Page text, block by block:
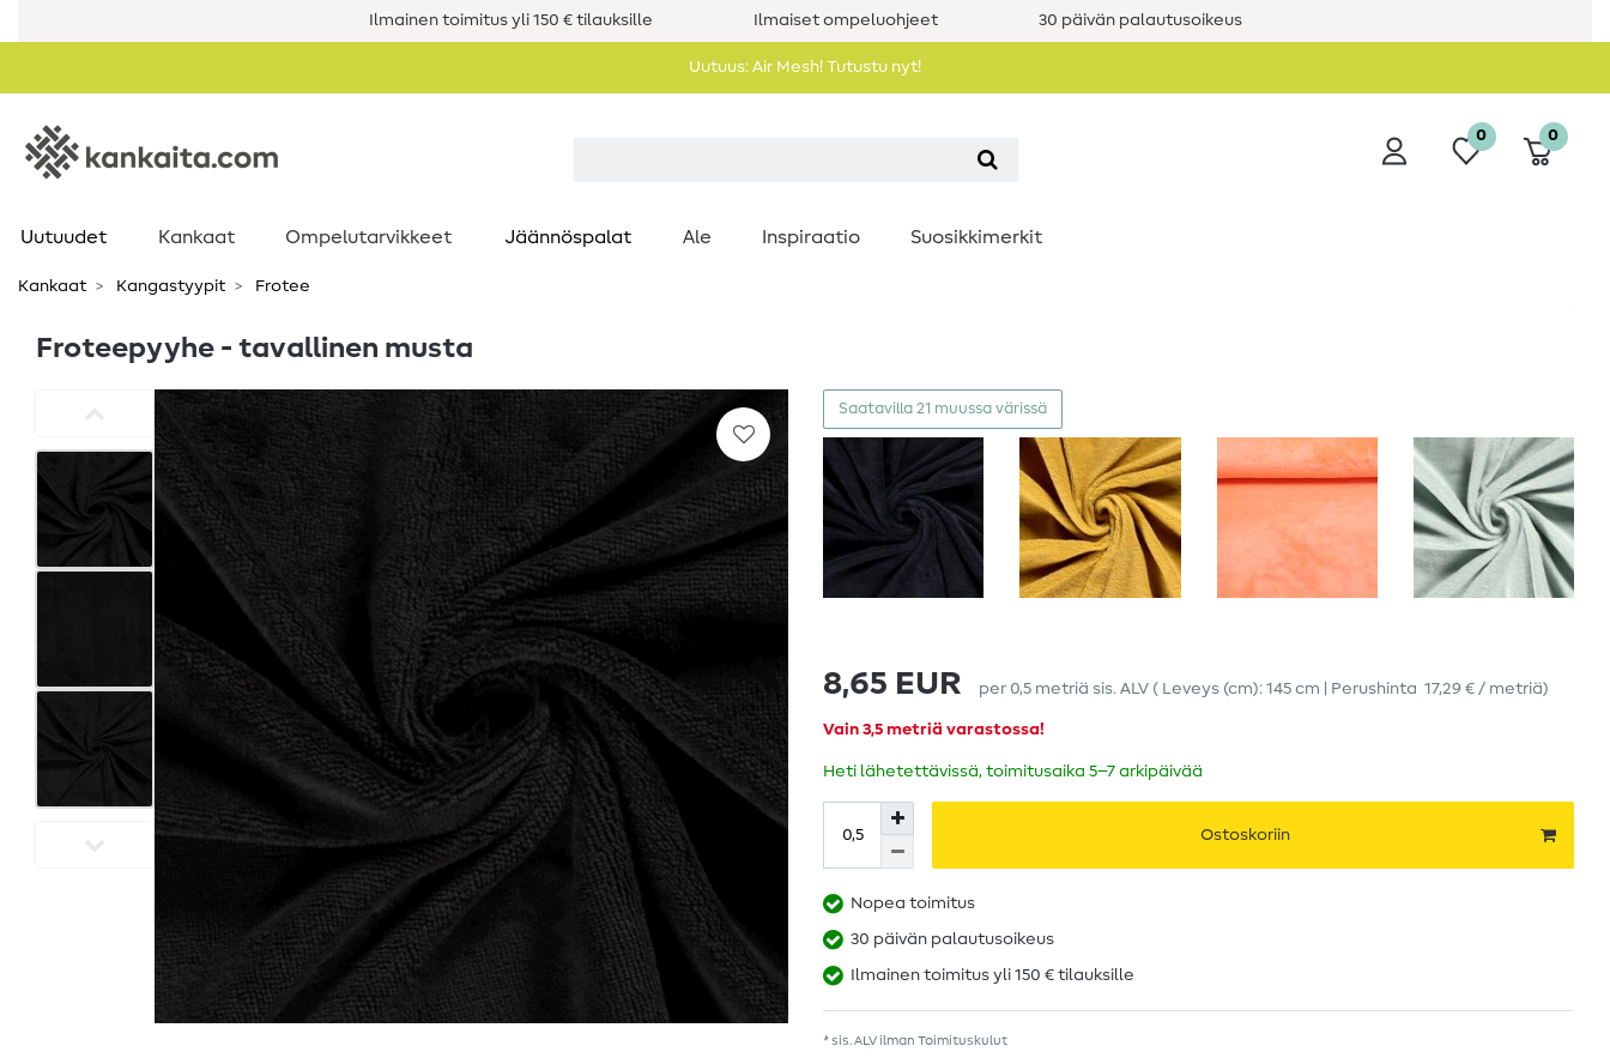
Ilmainen toimitus yli 150 € tilauksille Ilmaiset ompeluohjeet 30 päivän palautusoikeus
Uutuus: Air Mesh! Tutustu nyt!
0 0
Uutuudet Kankaat Ompelutarvikkeet Jäännöspalat Ale Inspiraatio Suosikkimerkit
Kankaat Kangastyypit Frotee
Froteepyyhe - tavallinen musta
Saatavilla 21 muussa värissä
8,65 EUR per 0,5 metriä sis. ALV ( Leveys (cm): 145 cm | Perushinta 17,29 € / metriä)
Vain 3,5 metriä varastossa!
Heti lähetettävissä, toimitusaika 5–7 arkipäivää
Ostoskoriin
Nopea toimitus
30 päivän palautusoikeus
Ilmainen toimitus yli 150 € tilauksille
* sis. ALV ilman Toimituskulut